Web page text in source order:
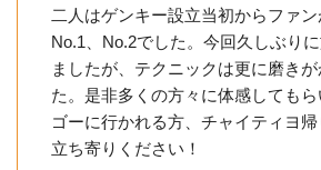
二人はゲンキー設立当初からファ
No.1、No.2でした。今回久しぶり
ましたが、テクニックは更に磨き
た。是非多くの方々に体感しても
ゴーに行かれる方、チャイティヨ
立ち寄りください！